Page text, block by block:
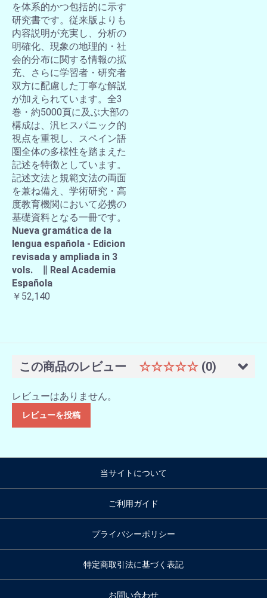
を体系的かつ包括的に示す
研究書です。従来版よりも
内容説明が充実し、分析の
明確化、現象の地理的・社
会的分布に関する情報の拡
充、さらに学習者・研究者
双方に配慮した丁寧な解説
が加えられています。全3
巻・約5000頁に及ぶ大部の
構成は、汎ヒスパニック的
視点を重視し、スペイン語
圏全体の多様性を踏まえた
記述を特徴としています。
記述文法と規範文法の両面
を兼ね備え、学術研究・高
度教育機関において必携の
基礎資料となる一冊です。
Nueva gramática de la
lengua española - Edicion
revisada y ampliada in 3
vols. ∥ Real Academia
Española
￥52,140
この商品のレビュー ☆☆☆☆☆ (0)
レビューはありません。
レビューを投稿
当サイトについて
ご利用ガイド
プライバシーポリシー
特定商取引法に基づく表記
お問い合わせ